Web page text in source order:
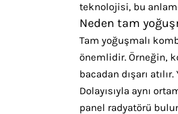
teknolojisi, bu
Neden tam
Tam yoğuşmalı
önemlidir. Örneğin,
bacadan dışarı
Dolayısıyla aynı
panel radyatörü